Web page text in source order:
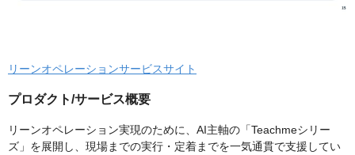
リーンオペレーションサービスサイト
プロダクト/サービス概要
リーンオペレーション実現のために、AI主軸の「Teachmeシリー
ズ」を展開し、現場までの実行・定着までを一気通貫で支援してい